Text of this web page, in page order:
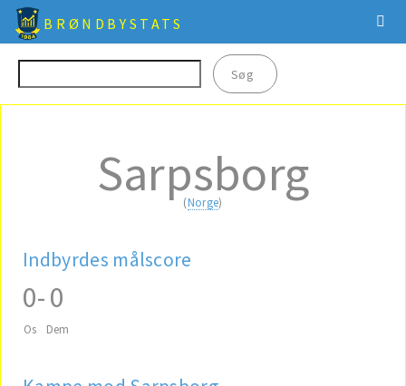
BRØNDBYSTATS
Sarpsborg
(Norge)
Indbyrdes målscore
0
Os
-0
Dem